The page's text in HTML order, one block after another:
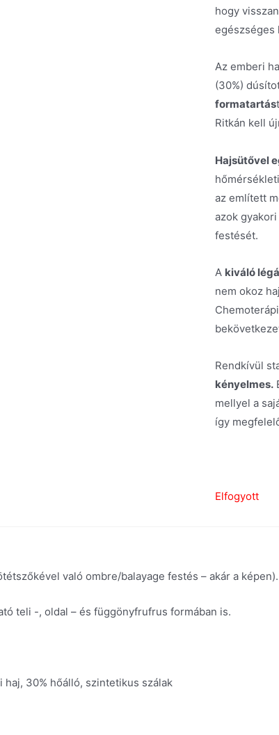
hogy
egészséges
Az emberi
(30%)
formatartás
Ritkán kell
Hajsütővel
az említett
azok
festését.
A kiváló
nem okoz
Rendkívül
kényelmes.
mellyel a
így
Elfogyott
való ombre/balayage festés – akár a képen).
teli -, oldal – és függönyfrufrus formában is.
haj, 30% hőálló, szintetikus szálak